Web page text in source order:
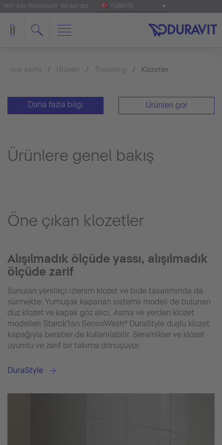
'PRO' IÇIN: PRO.DURAVIT BIR BAYI BUL TÜRKIYE
Ana sayfa Ürünler Toileshing Klozetler
Daha fazla bilgi Ürünleri gör
Ürünlere genel bakış
Öne çıkan klozetler
Alışılmadık ölçüde yassı, alışılmadık
ölçüde zarif
Sunulan yenilikçi izlenim klozet ve bide tasarımında da
sürmekte: Yumuşak kapanan sistemli modeli de bulunan
düz klozet ve kapak göz alıcı. Asma ve yerden klozet
modelleri Starck'tan SensoWash® DuraStyle duşlu klozet
kapağıyla beraber de kullanılabilir. Seramikler ve klozet
uyumlu ve zarif bir takıma dönüşüyor.
DuraStyle